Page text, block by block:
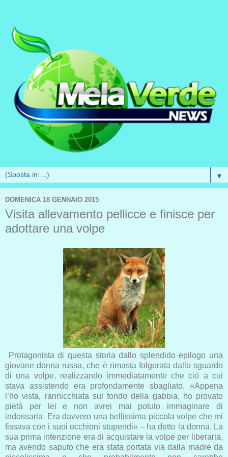
▼
DOMENICA 18 GENNAIO 2015
Visita allevamento pellicce e finisce per
adottare una volpe
Protagonista di questa storia dallo splendido epilogo una
giovane donna russa, che è rimasta folgorata dallo sguardo
di una volpe‬, realizzando immediatamente che ciò a cui
stava assistendo era profondamente sbagliato. «Appena
l’ho vista, rannicchiata sul fondo della gabbia, ho provato
pietà per lei e non avrei mai potuto immaginare di
indossarla. Era davvero una bellissima piccola volpe che mi
fissava con i suoi occhioni stupendi» – ha detto la donna. La
sua prima intenzione era di acquistare la volpe per liberarla,
ma avendo saputo che era stata portata via dalla madre da